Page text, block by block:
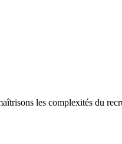
les complexités du